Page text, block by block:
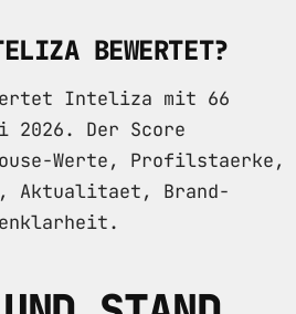
BEWERTET?
Inteliza mit 66
2026. Der Score
Werte, Profilstaerke,
Aktualitaet, Brand-